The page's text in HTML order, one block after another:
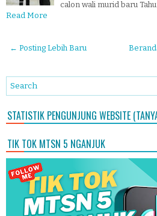
calon wali murid baru
Read More
← Posting Lebih Baru
STATISTIK PENGUNJUNG WEBSITE
TIK TOK MTSN 5 NGANJUK